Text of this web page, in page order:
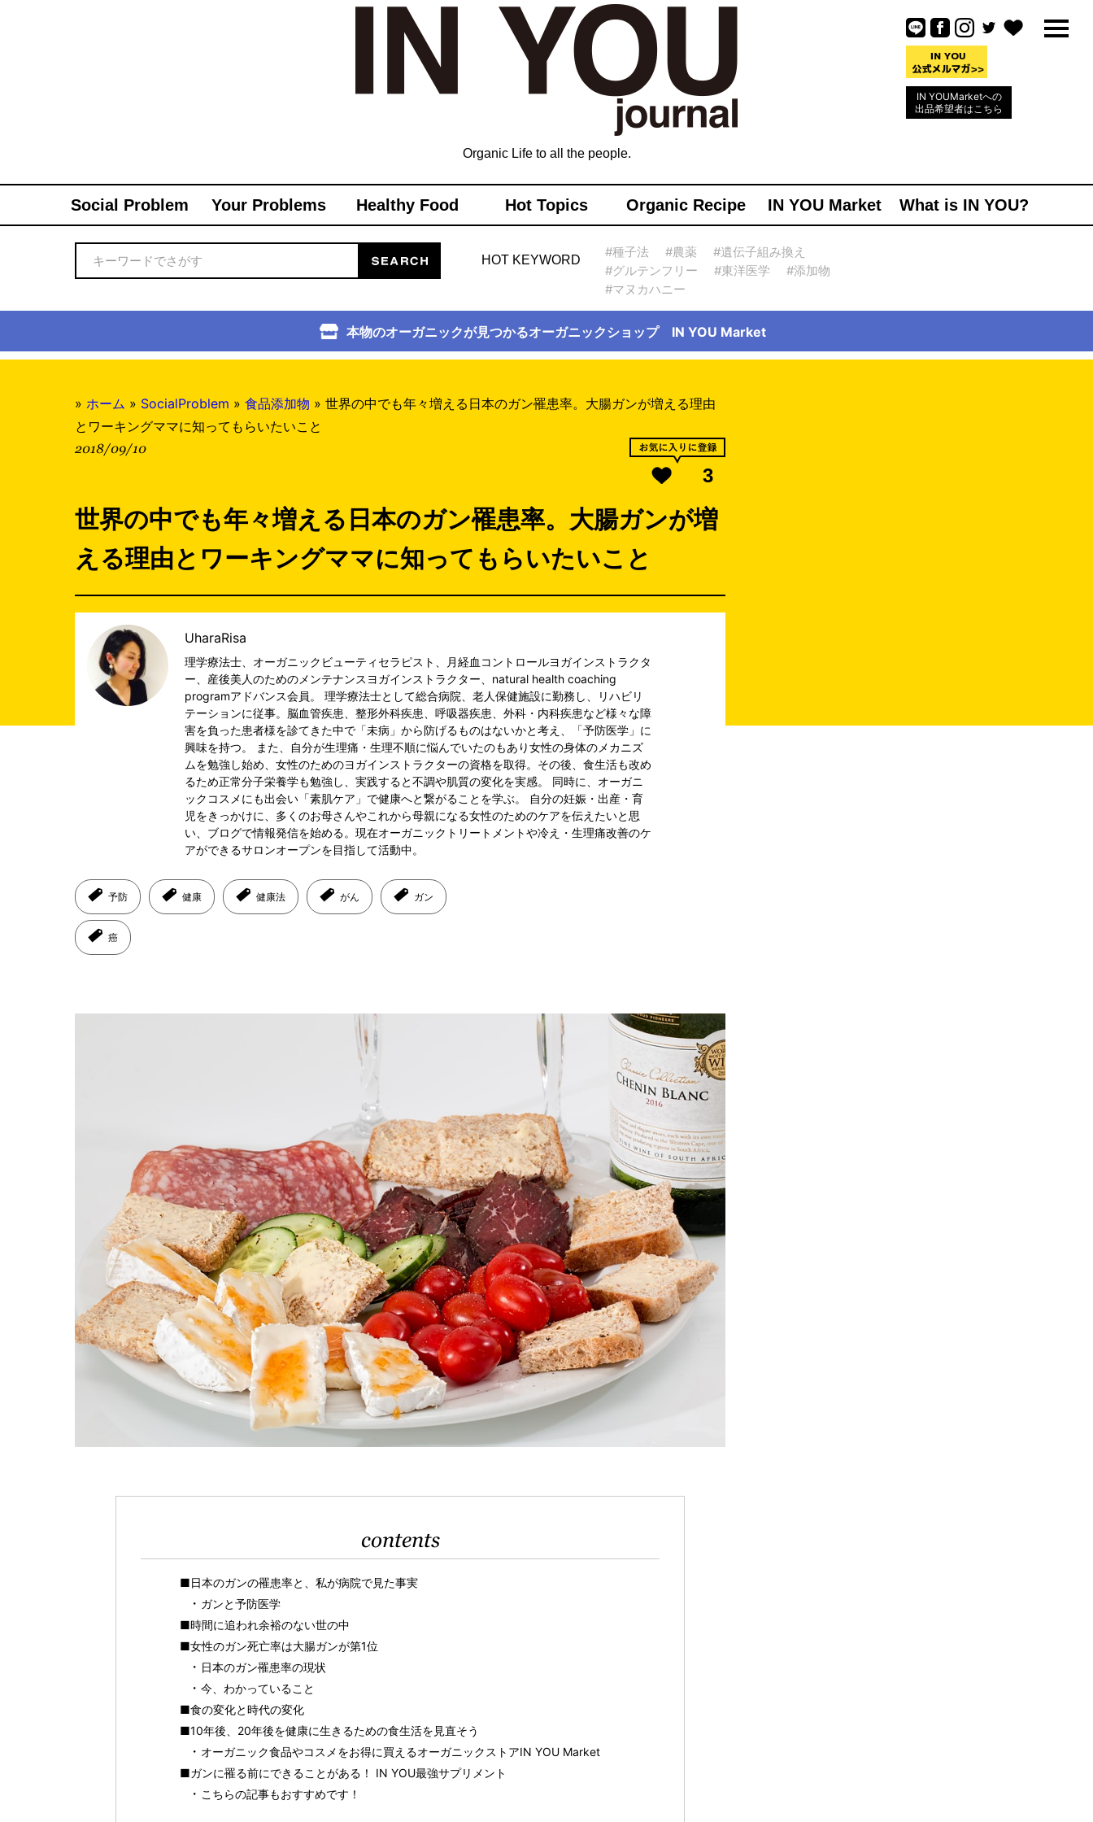
IN YOUMarketへの
出品希望者はこちら
Organic Life to all the people.
Social Problem Your Problems Healthy Food Hot Topics Organic Recipe IN YOU Market What is IN YOU?
HOT KEYWORD
#種子法 #農薬
#遺伝子組み換え
#グルテンフリー
#東洋医学
#添加物
#マヌカハニー
本物のオーガニックが見つかるオーガニックショップ IN YOU Market
» ホーム » SocialProblem » 食品添加物 » 世界の中でも年々増える日本のガン罹患率。大腸ガンが増える理由
とワーキングママに知ってもらいたいこと
2018/09/10
3
世界の中でも年々増える日本のガン罹患率。大腸ガンが増
える理由とワーキングママに知ってもらいたいこと
UharaRisa
理学療法士、オーガニックビューティセラピスト、月経血コントロールヨガインストラクタ
ー、産後美人のためのメンテナンスヨガインストラクター、natural health coaching
programアドバンス会員。 理学療法士として総合病院、老人保健施設に勤務し、リハビリ
テーションに従事。脳血管疾患、整形外科疾患、呼吸器疾患、外科・内科疾患など様々な障
害を負った患者様を診てきた中で「未病」から防げるものはないかと考え、「予防医学」に
興味を持つ。 また、自分が生理痛・生理不順に悩んでいたのもあり女性の身体のメカニズ
ムを勉強し始め、女性のためのヨガインストラクターの資格を取得。その後、食生活も改め
るため正常分子栄養学も勉強し、実践すると不調や肌質の変化を実感。 同時に、オーガニ
ックコスメにも出会い「素肌ケア」で健康へと繋がることを学ぶ。 自分の妊娠・出産・育
児をきっかけに、多くのお母さんやこれから母親になる女性のためのケアを伝えたいと思
い、ブログで情報発信を始める。現在オーガニックトリートメントや冷え・生理痛改善のケ
アができるサロンオープンを目指して活動中。
予防 健康 健康法 がん ガン
癌
contents
■日本のガンの罹患率と、私が病院で見た事実
ガンと予防医学
■時間に追われ余裕のない世の中
■女性のガン死亡率は大腸ガンが第1位
日本のガン罹患率の現状
今、わかっていること
■食の変化と時代の変化
■10年後、20年後を健康に生きるための食生活を見直そう
オーガニック食品やコスメをお得に買えるオーガニックストアIN YOU Market
■ガンに罹る前にできることがある！ IN YOU最強サプリメント
こちらの記事もおすすめです！